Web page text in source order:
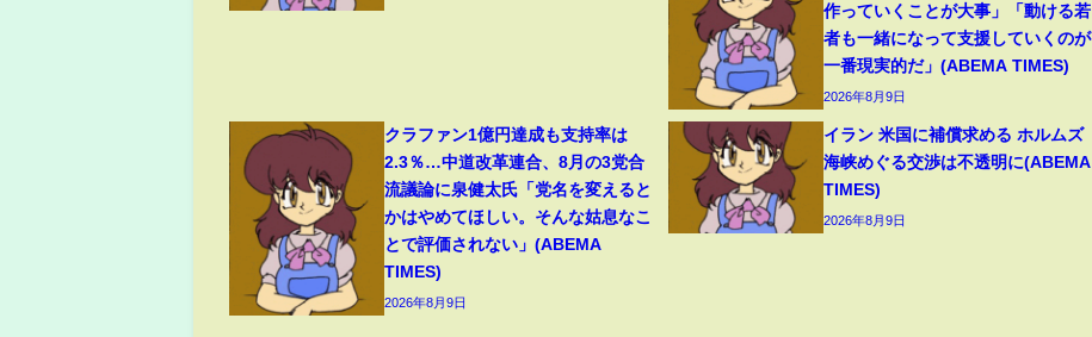
作っていくことが大事」「動ける若
者も一緒になって支援していくのが
一番現実的だ」(ABEMA TIMES)
2026年8月9日
クラファン1億円達成も支持率は
2.3％…中道改革連合、8月の3党合
流議論に泉健太氏「党名を変えると
かはやめてほしい。そんな姑息なこ
とで評価されない」(ABEMA
TIMES)
2026年8月9日
イラン 米国に補償求める ホルムズ
海峡めぐる交渉は不透明に(ABEMA
TIMES)
2026年8月9日